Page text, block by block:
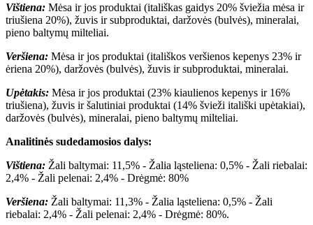
Vištiena: Mėsa ir jos produktai (itališkas gaidys 20% šviežia mėsa ir
triušiena 20%), žuvis ir subproduktai, daržovės (bulvės), mineralai,
pieno baltymų milteliai.
Veršiena: Mėsa ir jos produktai (itališkos veršienos kepenys 23% ir
ėriena 20%), daržovės (bulvės), žuvis ir subproduktai, mineralai.
Upėtakis: Mėsa ir jos produktai (23% kiaulienos kepenys ir 16%
triušiena), žuvis ir šalutiniai produktai (14% švieži itališki upėtakiai),
daržovės (bulvės), mineralai, pieno baltymų milteliai.
Analitinės sudedamosios dalys:
Vištiena: Žali baltymai: 11,5% - Žalia ląsteliena: 0,5% - Žali riebalai:
2,4% - Žali pelenai: 2,4% - Drėgmė: 80%
Veršiena: Žali baltymai: 11,3% - Žalia ląsteliena: 0,5% - Žali
riebalai: 2,4% - Žali pelenai: 2,4% - Drėgmė: 80%.